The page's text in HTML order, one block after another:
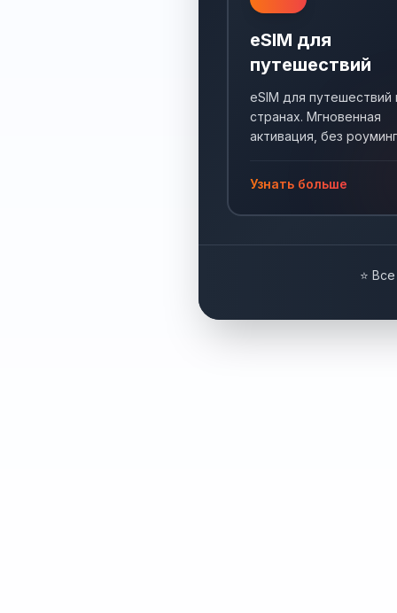
eSIM для
путешествий
eSIM для путешествий
странах. Мгновенная
активация, без
Узнать больше
⭐